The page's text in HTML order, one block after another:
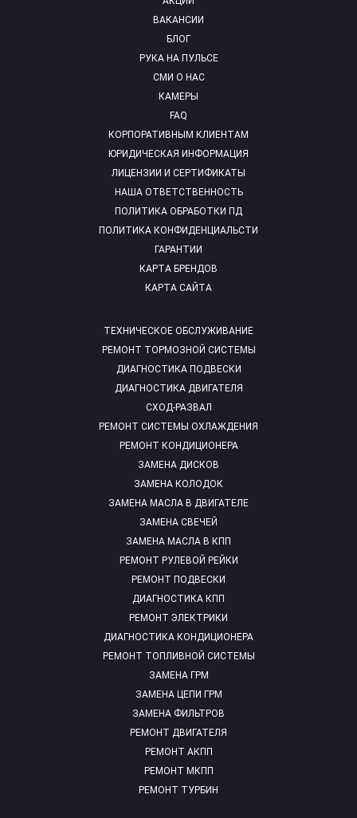
ВАКАНСИИ
БЛОГ
РУКА НА ПУЛЬСЕ
СМИ О НАС
КАМЕРЫ
FAQ
ТЕХНИЧЕСКОЕ ОБСЛУЖИВАНИЕ
РЕМОНТ ТОРМОЗНОЙ СИСТЕМЫ
ДИАГНОСТИКА ПОДВЕСКИ
ДИАГНОСТИКА ДВИГАТЕЛЯ
СХОД-РАЗВАЛ
РЕМОНТ СИСТЕМЫ ОХЛАЖДЕНИЯ
РЕМОНТ КОНДИЦИОНЕРА
ЗАМЕНА ДИСКОВ
ЗАМЕНА КОЛОДОК
ЗАМЕНА МАСЛА В ДВИГАТЕЛЕ
ЗАМЕНА СВЕЧЕЙ
ЗАМЕНА МАСЛА В КПП
РЕМОНТ РУЛЕВОЙ РЕЙКИ
РЕМОНТ ПОДВЕСКИ
ДИАГНОСТИКА КПП
РЕМОНТ ЭЛЕКТРИКИ
ДИАГНОСТИКА КОНДИЦИОНЕРА
РЕМОНТ ТОПЛИВНОЙ СИСТЕМЫ
ЗАМЕНА ГРМ
ЗАМЕНА ЦЕПИ ГРМ
ЗАМЕНА ФИЛЬТРОВ
РЕМОНТ ДВИГАТЕЛЯ
РЕМОНТ АКПП
РЕМОНТ МКПП
РЕМОНТ ТУРБИН
КОРПОРАТИВНЫМ КЛИЕНТАМ
ЮРИДИЧЕСКАЯ ИНФОРМАЦИЯ
ЛИЦЕНЗИИ И СЕРТИФИКАТЫ
НАША ОТВЕТСТВЕННОСТЬ
ПОЛИТИКА ОБРАБОТКИ ПД
ПОЛИТИКА КОНФИДЕНЦИАЛЬСТИ
ГАРАНТИИ
КАРТА БРЕНДОВ
КАРТА САЙТА